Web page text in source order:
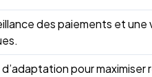
des paiements et une
pour maximiser